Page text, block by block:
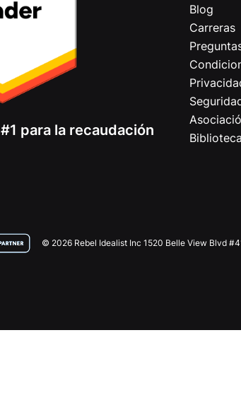
para la recaudación
Blog
Carreras
Biblioteca
© 2026 Rebel Idealist Inc 1520 Belle View Blvd